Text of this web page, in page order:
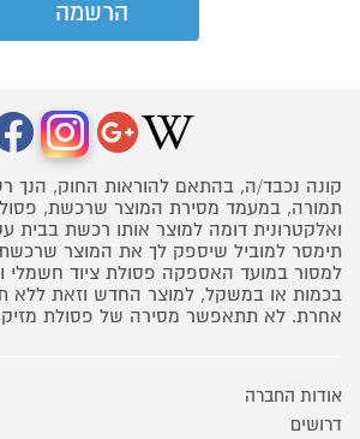
קונה נכבד/ה, בהתאם להוראות החוק, הנך
תמורה, במעמד מסירת המוצר שרכשת,
ואלקטרונית דומה למוצר אותו רכשת בבית
תימסר למוביל שיספק לך את המוצר
למסור במועד האספקה פסולת ציוד חשמלי
בכמות או במשקל, למוצר החדש וזאת ללא
אחרת. לא תתאפשר מסירה של פסולת
אודות החברה
דרושים